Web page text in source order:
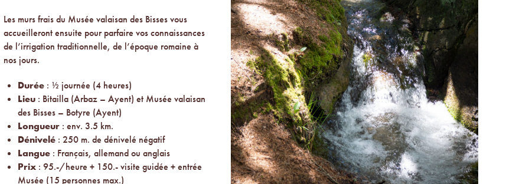
Les murs frais du Musée valaisan des Bisses vous
accueilleront ensuite pour parfaire vos connaissances
de l’irrigation traditionnelle, de l’époque romaine à
nos jours.
Durée : ½ journée (4 heures)
Lieu : Bitailla (Arbaz – Ayent) et Musée valaisan
des Bisses – Botyre (Ayent)
Longueur : env. 3.5 km.
Dénivelé : 250 m. de dénivelé négatif
Langue : Français, allemand ou anglais
Prix : 95.-/heure + 150.- visite guidée + entrée
Musée (15 personnes max.)